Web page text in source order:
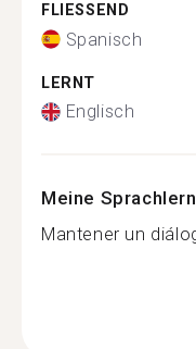
FLIESSEND
Spanisch
LERNT
Englisch
Meine
Mantener un